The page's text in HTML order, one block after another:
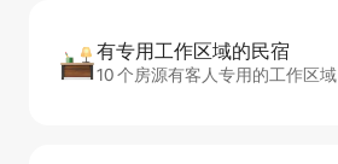
有专用工作区域的民宿
10 个房源有客人专用的工作区域